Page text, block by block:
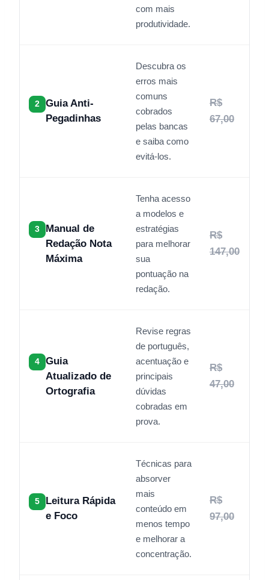
com mais
produtividade.
2
Guia Anti-
Pegadinhas
Descubra os
erros mais
comuns
cobrados
pelas bancas
e saiba como
evitá-los.
R$
67,00
3
Manual de
Redação Nota
Máxima
Tenha acesso
a modelos e
estratégias
para melhorar
sua
pontuação na
redação.
R$
147,00
4
Guia
Atualizado de
Ortografia
Revise regras
de português,
acentuação e
principais
dúvidas
cobradas em
prova.
R$
47,00
5
Leitura Rápida
e Foco
Técnicas para
absorver
mais
conteúdo em
menos tempo
e melhorar a
concentração.
R$
97,00